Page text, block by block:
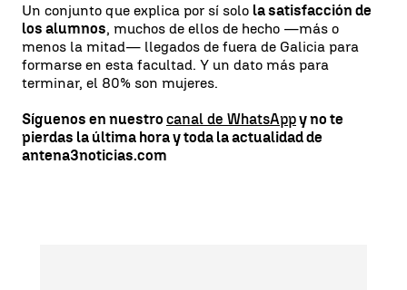
Un conjunto que explica por sí solo la satisfacción de
los alumnos, muchos de ellos de hecho —más o
menos la mitad— llegados de fuera de Galicia para
formarse en esta facultad. Y un dato más para
terminar, el 80% son mujeres.
Síguenos en nuestro canal de WhatsAppy no te
pierdas la última hora y toda la actualidad de
antena3noticias.com